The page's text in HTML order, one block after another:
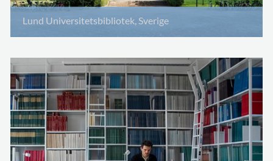
Lund Universitetsbibliotek, Sverige